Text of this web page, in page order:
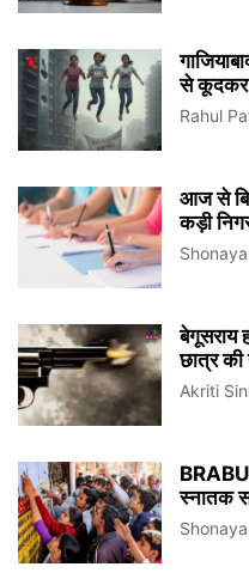
से कूदकर
Rahul
आज से
कड़ी
Shonaya
बेगूसराय
छात्र की
Akriti
स्नातक
Shonaya